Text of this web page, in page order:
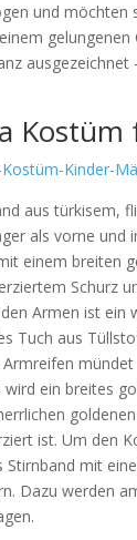
und möchten
gelungenen
Kostüm
aus türkisem,
als vorne und
einem breiten
Schurz
Armen ist ein
Tuch aus
wird ein breites
ist. Um den
Stirnband mit
Dazu werden